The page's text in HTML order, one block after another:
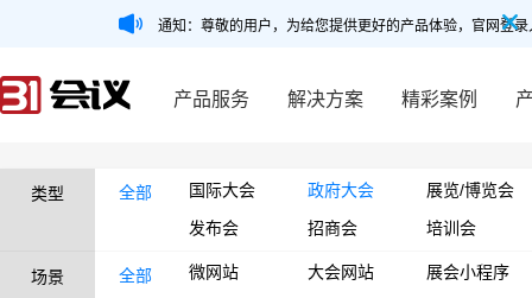
通知：尊敬的用户，为给您提供更好的产品体验，官网登
产品服务 解决方案 精彩案例
类型 全部 国际大会 政府大会
展览/博览会
发布会
招商会 培训会
场景 全部 微网站 大会网站
展会小程序